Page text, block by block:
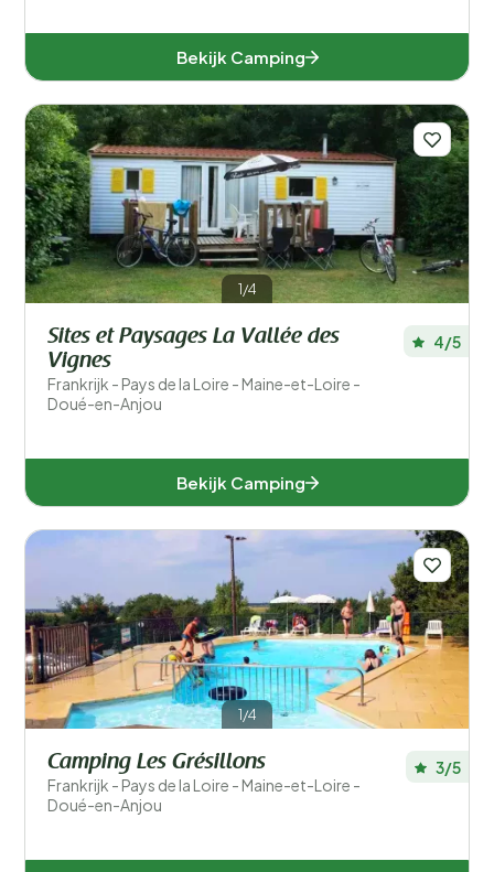
Bekijk Camping
1/4
Sites et Paysages La Vallée des
Vignes
Frankrijk - Pays de la Loire - Maine-et-Loire -
Doué-en-Anjou
4/5
Bekijk Camping
1/4
Camping Les Grésillons
Frankrijk - Pays de la Loire - Maine-et-Loire -
Doué-en-Anjou
3/5